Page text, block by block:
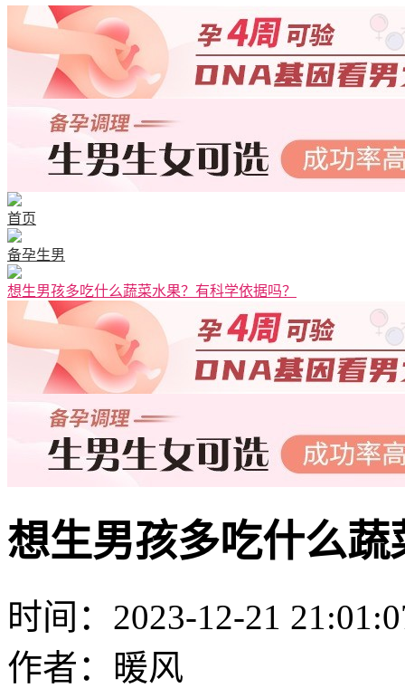
首页
备孕生男
想生男孩多吃什么蔬菜水果？有科学依据吗？
想生男孩多吃什么
时间：2023-12-21
作者：暖风